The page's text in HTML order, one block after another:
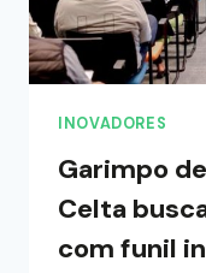
INOVADORES
Garimpo
Celta
com funil